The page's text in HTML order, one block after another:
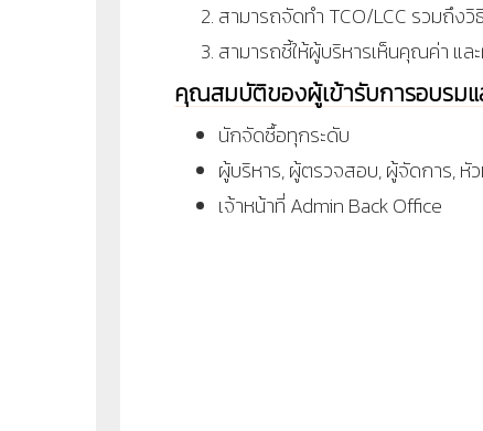
สามารถจัดทำ TCO/LCC รวมถึง
สามารถชี้ให้ผู้บริหารเห็นคุณค่า แ
คุณสมบัติของผู้เข้ารับการอบรมแ
นักจัดซื้อทุกระดับ
ผู้บริหาร, ผู้ตรวจสอบ, ผู้จัดการ, หั
เจ้าหน้าที่ Admin Back Office